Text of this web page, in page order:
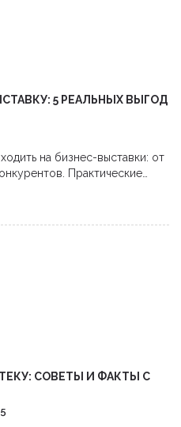
5 РЕАЛЬНЫХ ВЫГОД
на бизнес-выставки: от
Практические
СОВЕТЫ И ФАКТЫ С